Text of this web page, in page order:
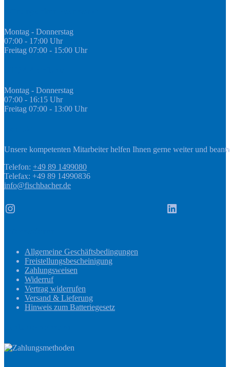
Montag - Donnerstag
07:00 - 17:00 Uhr
Freitag 07:00 - 15:00 Uhr
Montag - Donnerstag
07:00 - 16:15 Uhr
Freitag 07:00 - 13:00 Uhr
Unsere kompetenten Mitarbeiter helfen Ihnen gerne weiter und
Telefon: +49 89 1499080
Telefax: +49 89 14990836
info@fischbacher.de
Instagram LinkedIn
Allgemeine Geschäftsbedingungen
Freistellungsbescheinigung
Zahlungsweisen
Widerruf
Vertrag widerrufen
Versand & Lieferung
Hinweis zum Batteriegesetz